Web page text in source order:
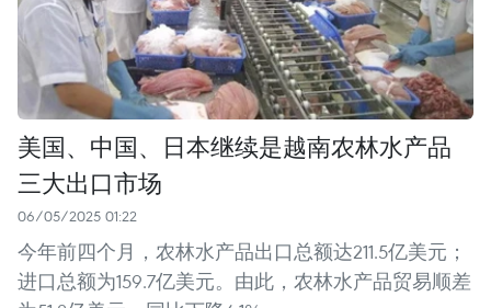
美国、中国、日本继续是越南农林水产品
三大出口市场
06/05/2025 01:22
今年前四个月，农林水产品出口总额达211.5亿美元；
进口总额为159.7亿美元。由此，农林水产品贸易顺差